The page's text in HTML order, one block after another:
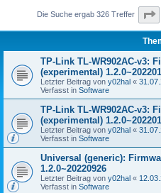
Die Suche ergab 326 Treffer
TP-Link TL-WR902AC-v3:
(experimental)
Letzter Beitrag von y02hal «
Verfasst in Software
TP-Link TL-WR902AC-v3:
(experimental)
Letzter Beitrag von y02hal «
Verfasst in Software
Universal (generic):
1.2.0~20220926
Letzter Beitrag von y02hal «
Verfasst in Software